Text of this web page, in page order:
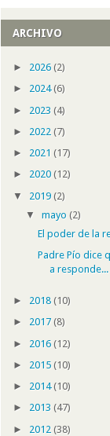
ARCHIVO
► 2026 (2)
► 2024(6)
► 2023 (4)
► 2022 (7)
► 2021 (17)
► 2020 (12)
▼ 2019 (2)
▼ mayo (2)
El poder de la
Padre Pío dice
a responde...
► 2018 (10)
► 2017 (8)
► 2016 (12)
► 2015 (10)
► 2014(10)
► 2013 (47)
► 2012 (38)